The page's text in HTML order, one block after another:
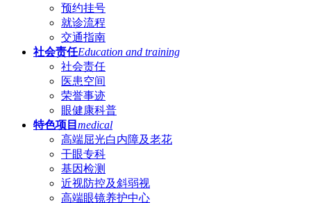
预约挂号
就诊流程
交通指南
社会责任Education and training
社会责任
医患空间
荣誉事迹
眼健康科普
特色项目 medical
高端屈光白内障及老花
干眼专科
基因检测
近视防控及斜弱视
高端眼镜养护中心